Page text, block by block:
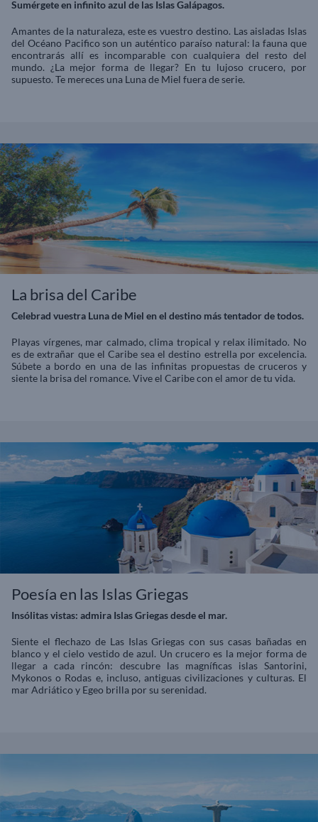
Sumérgete en infinito azul de las Islas Galápagos.
Amantes de la naturaleza, este es vuestro destino. Las aisladas Islas
del Océano Pacifico son un auténtico paraíso natural: la fauna que
encontrarás allí es incomparable con cualquiera del resto del
mundo. ¿La mejor forma de llegar? En tu lujoso crucero, por
supuesto. Te mereces una Luna de Miel fuera de serie.
La brisa del Caribe
Celebrad vuestra Luna de Miel en el destino más tentador de todos.
Playas vírgenes, mar calmado, clima tropical y relax ilimitado. No
es de extrañar que el Caribe sea el destino estrella por excelencia.
Súbete a bordo en una de las infinitas propuestas de cruceros y
siente la brisa del romance. Vive el Caribe con el amor de tu vida.
Poesía en las Islas Griegas
Insólitas vistas: admira Islas Griegas desde el mar.
Siente el flechazo de Las Islas Griegas con sus casas bañadas en
blanco y el cielo vestido de azul. Un crucero es la mejor forma de
llegar a cada rincón: descubre las magníficas islas Santorini,
Mykonos o Rodas e, incluso, antiguas civilizaciones y culturas. El
mar Adriático y Egeo brilla por su serenidad.